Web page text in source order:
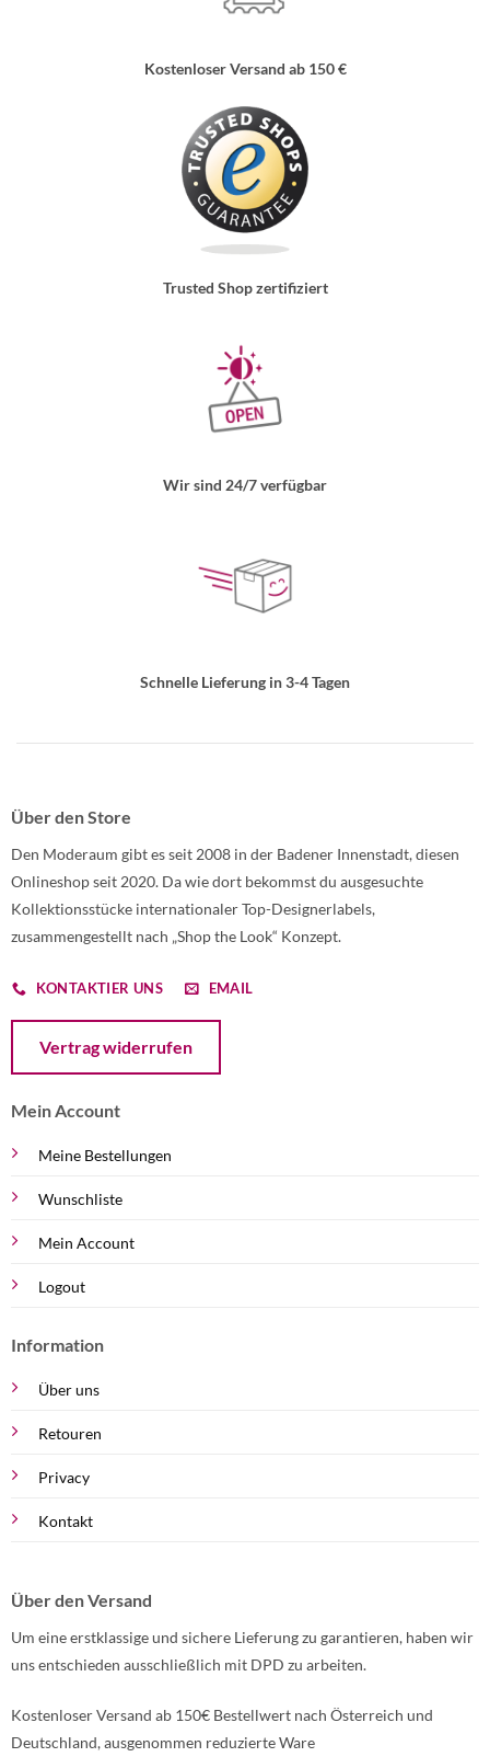
Kostenloser Versand ab 150 €
Trusted Shop zertifiziert
Wir sind 24/7 verfügbar
Schnelle Lieferung in 3-4 Tagen
Über den Store
Den Moderaum gibt es seit 2008 in der Badener Innenstadt, diesen
Onlineshop seit 2020. Da wie dort bekommst du ausgesuchte
Kollektionsstücke internationaler Top-Designerlabels,
zusammengestellt nach „Shop the Look“ Konzept.
KONTAKTIER UNS EMAIL
Vertrag widerrufen
Mein Account
Meine Bestellungen
Wunschliste
Mein Account
Logout
Information
Über uns
Retouren
Privacy
Kontakt
Über den Versand
Um eine erstklassige und sichere Lieferung zu garantieren, haben wir
uns entschieden ausschließlich mit DPD zu arbeiten.
Kostenloser Versand ab 150€ Bestellwert nach Österreich und
Deutschland, ausgenommen reduzierte Ware